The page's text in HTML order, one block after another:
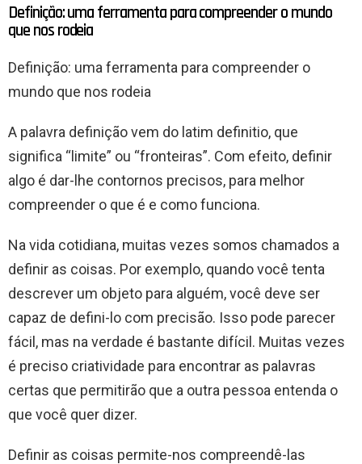
Definição: uma ferramenta para compreender o mundo
que nos rodeia
Definição: uma ferramenta para compreender o
mundo que nos rodeia
A palavra definição vem do latim definitio, que
significa “limite” ou “fronteiras”. Com efeito, definir
algo é dar-lhe contornos precisos, para melhor
compreender o que é e como funciona.
Na vida cotidiana, muitas vezes somos chamados a
definir as coisas. Por exemplo, quando você tenta
descrever um objeto para alguém, você deve ser
capaz de defini-lo com precisão. Isso pode parecer
fácil, mas na verdade é bastante difícil. Muitas vezes
é preciso criatividade para encontrar as palavras
certas que permitirão que a outra pessoa entenda o
que você quer dizer.
Definir as coisas permite-nos compreendê-las